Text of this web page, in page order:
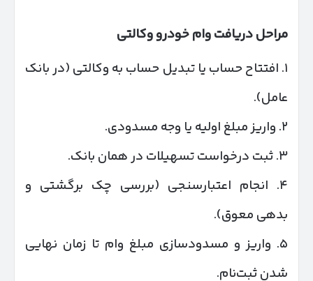
مراحل دریافت وام خودرو وکالتی
۱. افتتاح حساب یا تبدیل حساب به وکالتی (در بانک
عامل).
۲. واریز مبلغ اولیه یا وجه مسدودی.
۳. ثبت درخواست تسهیلات در همان بانک.
۴. انجام اعتبارسنجی (بررسی چک برگشتی و
بدهی معوق).
۵. واریز و مسدودسازی مبلغ وام تا زمان نهایی
شدن ثبت‌نام.